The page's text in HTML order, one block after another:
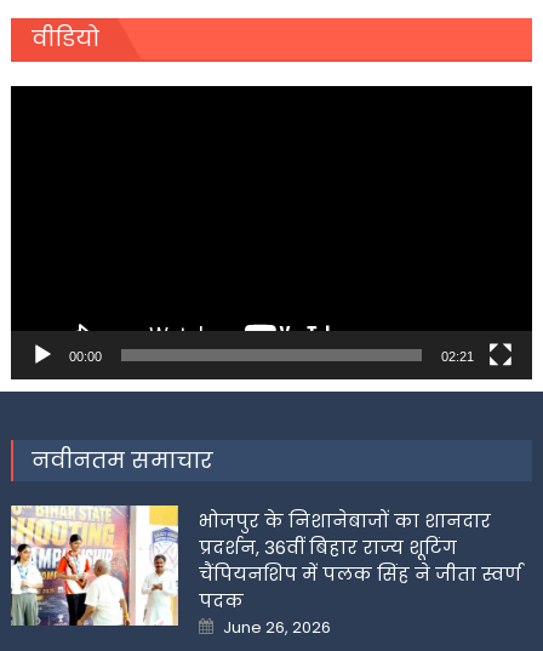
वीडियो
00:00 02:21
नवीनतम समाचार
भोजपुर के निशानेबाजों का शानदार
प्रदर्शन, 36वीं बिहार राज्य शूटिंग
चैंपियनशिप में पलक सिंह ने जीता स्वर्ण
पदक
Posted
on
June 26, 2026